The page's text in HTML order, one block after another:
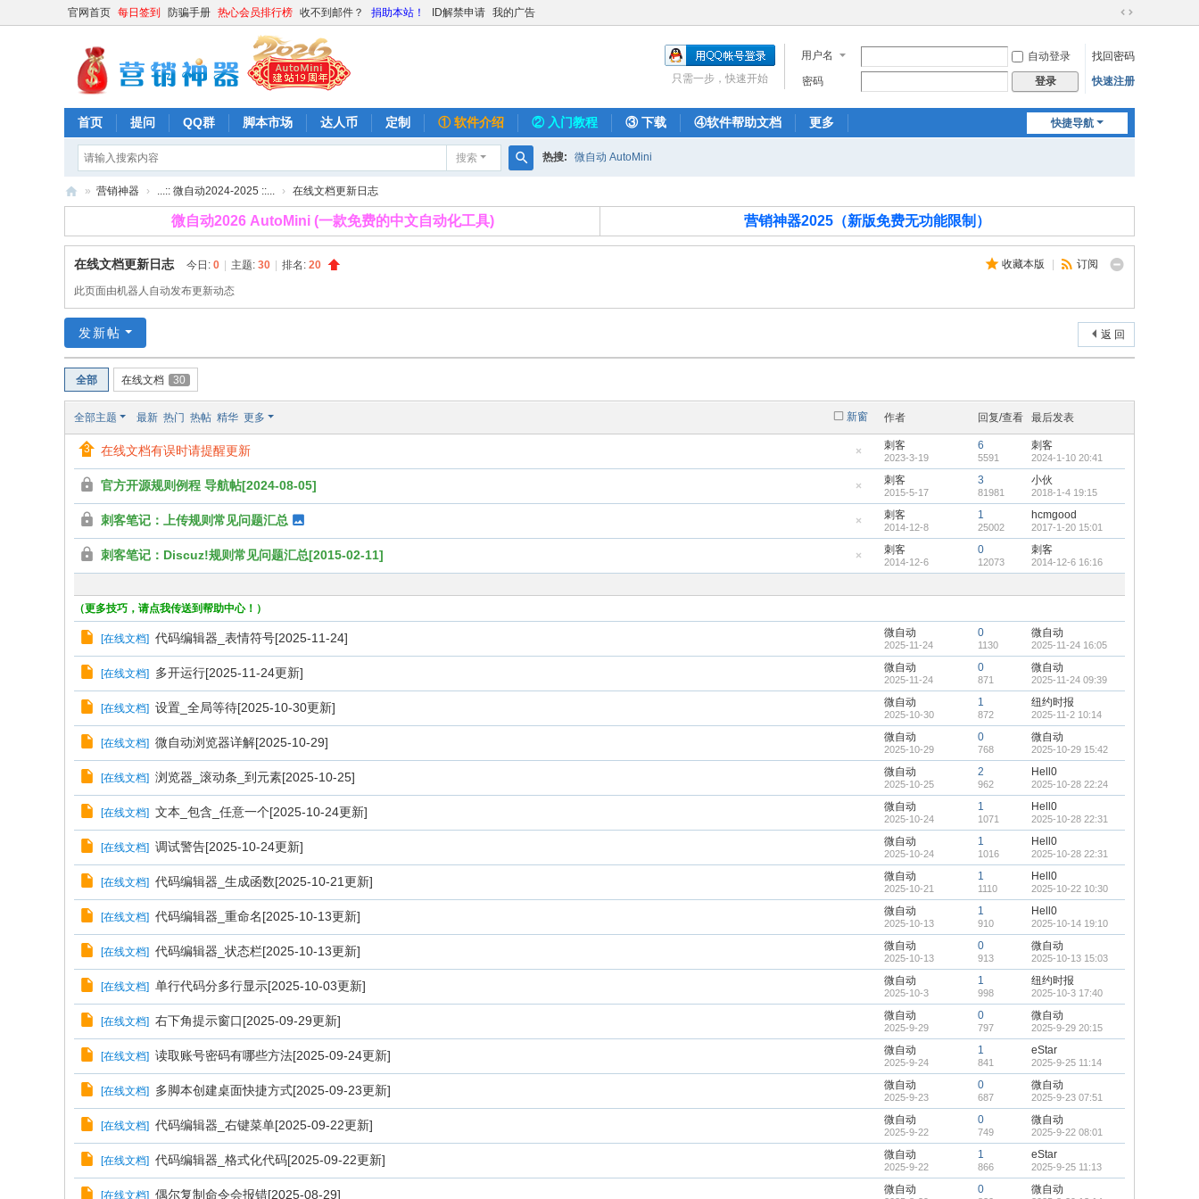
官网首页 每日签到 防骗手册 热心会员排行榜 收不到邮件？ 捐助本站！ ID解禁申请 我的广告
切
到
宽
用户名 自动登录
找回密码
密码
登录 快速注册
只需一步，快速开始
快捷导航
首页 提问 QQ群 脚本市场 达人币 定制 ① 软件介绍 ② 入门教程 ③ 下载 ④软件帮助文档 更多
搜索
索
热搜: 微自动 AutoMini
销
神
器
» 营销神器 › ...:: 微自动2024-2025 ::... › 在线文档更新日志
微自动2026 AutoMini (一款免费的中文自动化工具) 营销神器2025（新版免费无功能限制）
收藏本版 订阅
在线文档更新日志 今日: 0 主题: 30 排名: 20
此页面由机器人自动发布更新动态
返 回
发新帖
全部 在线文档 30
新窗
全部主题 最新 热门 热帖 精华 更多 作者 回复/查看 最后发表
藏
置
帖
在线文档有误时请提醒更新 刺客
2023-3-19
6
5591
刺客
2024-1-10 20:41
藏
置
帖
官方开源规则例程 导航帖[2024-08-05] 刺客
2015-5-17
3
81981
小伙
2018-1-4 19:15
藏
置
帖
刺客笔记：上传规则常见问题汇总 刺客
2014-12-8
1
25002
hcmgood
2017-1-20 15:01
藏
顶
刺客笔记：Discuz!规则常见问题汇总[2015-02-11] 刺客
2014-12-6
0
12073
刺客
2014-12-6 16:16
（更多技巧，请点我传送到帮助中心！）
[在线文档] 代码编辑器_表情符号[2025-11-24] 微自动
2025-11-24
0
1130
微自动
2025-11-24 16:05
[在线文档] 多开运行[2025-11-24更新] 微自动
2025-11-24
0
871
微自动
2025-11-24 09:39
[在线文档] 设置_全局等待[2025-10-30更新] 微自动
2025-10-30
1
872
纽约时报
2025-11-2 10:14
[在线文档] 微自动浏览器详解[2025-10-29] 微自动
2025-10-29
0
768
微自动
2025-10-29 15:42
[在线文档] 浏览器_滚动条_到元素[2025-10-25] 微自动
2025-10-25
2
962
Hell0
2025-10-28 22:24
[在线文档] 文本_包含_任意一个[2025-10-24更新] 微自动
2025-10-24
1
1071
Hell0
2025-10-28 22:31
[在线文档] 调试警告[2025-10-24更新] 微自动
2025-10-24
1
1016
Hell0
2025-10-28 22:31
[在线文档] 代码编辑器_生成函数[2025-10-21更新] 微自动
2025-10-21
1
1110
Hell0
2025-10-22 10:30
[在线文档] 代码编辑器_重命名[2025-10-13更新] 微自动
2025-10-13
1
910
Hell0
2025-10-14 19:10
[在线文档] 代码编辑器_状态栏[2025-10-13更新] 微自动
2025-10-13
0
913
微自动
2025-10-13 15:03
[在线文档] 单行代码分多行显示[2025-10-03更新] 微自动
2025-10-3
1
998
纽约时报
2025-10-3 17:40
[在线文档] 右下角提示窗口[2025-09-29更新] 微自动
2025-9-29
0
797
微自动
2025-9-29 20:15
[在线文档] 读取账号密码有哪些方法[2025-09-24更新] 微自动
2025-9-24
1
841
eStar
2025-9-25 11:14
[在线文档] 多脚本创建桌面快捷方式[2025-09-23更新] 微自动
2025-9-23
0
687
微自动
2025-9-23 07:51
[在线文档] 代码编辑器_右键菜单[2025-09-22更新] 微自动
2025-9-22
0
749
微自动
2025-9-22 08:01
[在线文档] 代码编辑器_格式化代码[2025-09-22更新] 微自动
2025-9-22
1
866
eStar
2025-9-25 11:13
[在线文档] 偶尔复制命令会报错[2025-08-29] 微自动 0 微自动